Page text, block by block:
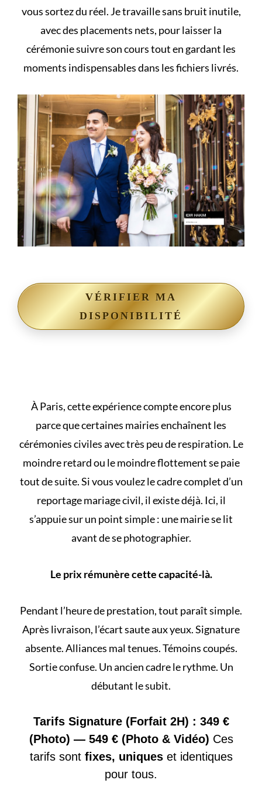
vous sortez du réel. Je travaille sans bruit inutile,
avec des placements nets, pour laisser la
cérémonie suivre son cours tout en gardant les
moments indispensables dans les fichiers livrés.
VÉRIFIER MA
DISPONIBILITÉ
À Paris, cette expérience compte encore plus
parce que certaines mairies enchaînent les
cérémonies civiles avec très peu de respiration. Le
moindre retard ou le moindre flottement se paie
tout de suite. Si vous voulez le cadre complet d’un
reportage mariage civil, il existe déjà. Ici, il
s’appuie sur un point simple : une mairie se lit
avant de se photographier.
Le prix rémunère cette capacité-là.
Pendant l’heure de prestation, tout paraît simple.
Après livraison, l’écart saute aux yeux. Signature
absente. Alliances mal tenues. Témoins coupés.
Sortie confuse. Un ancien cadre le rythme. Un
débutant le subit.
Tarifs Signature (Forfait 2H) : 349 €
(Photo) — 549 € (Photo & Vidéo) Ces
tarifs sont fixes, uniqueset identiques
pour tous.